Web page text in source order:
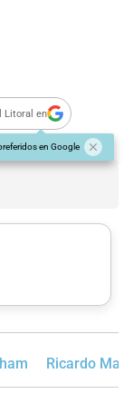
Litoral en
en Google
Ricardo